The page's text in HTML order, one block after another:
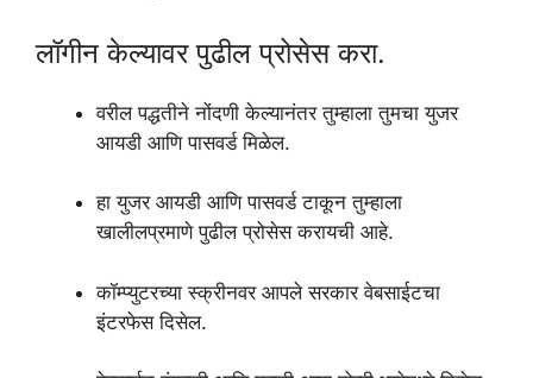
लॉगीन केल्यावर पुढील प्रोसेस करा.
वरील पद्धतीने नोंदणी केल्यानंतर तुम्हाला तुमचा युजर
आयडी आणि पासवर्ड मिळेल.
हा युजर आयडी आणि पासवर्ड टाकून तुम्हाला
खालीलप्रमाणे पुढील प्रोसेस करायची आहे.
कॉम्प्युटरच्या स्क्रीनवर आपले सरकार वेबसाईटचा
इंटरफेस दिसेल.